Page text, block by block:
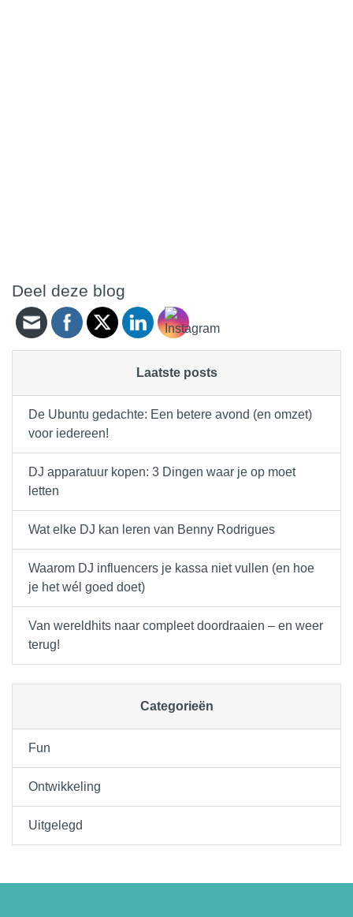
Deel deze blog
Laatste posts
De Ubuntu gedachte: Een betere avond (en omzet)
voor iedereen!
DJ apparatuur kopen: 3 Dingen waar je op moet
letten
Wat elke DJ kan leren van Benny Rodrigues
Waarom DJ influencers je kassa niet vullen (en hoe
je het wél goed doet)
Van wereldhits naar compleet doordraaien – en weer
terug!
Categorieën
Fun
Ontwikkeling
Uitgelegd